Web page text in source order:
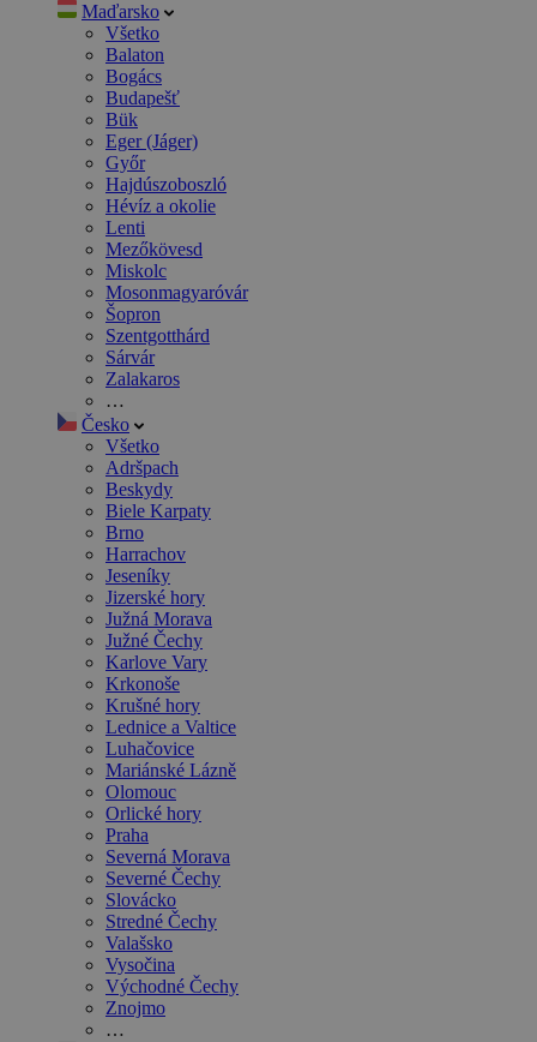
Maďarsko
Všetko
Balaton
Bogács
Budapešť
Bük
Eger (Jáger)
Győr
Hajdúszoboszló
Hévíz a okolie
Lenti
Mezőkövesd
Miskolc
Mosonmagyaróvár
Šopron
Szentgotthárd
Sárvár
Zalakaros
…
Česko
Všetko
Adršpach
Beskydy
Biele Karpaty
Brno
Harrachov
Jeseníky
Jizerské hory
Južná Morava
Južné Čechy
Karlove Vary
Krkonoše
Krušné hory
Lednice a Valtice
Luhačovice
Mariánské Lázně
Olomouc
Orlické hory
Praha
Severná Morava
Severné Čechy
Slovácko
Stredné Čechy
Valašsko
Vysočina
Východné Čechy
Znojmo
…